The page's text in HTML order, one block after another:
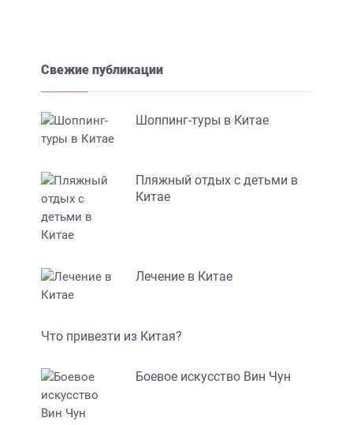
Свежие публикации
Шоппинг-туры в Китае
Пляжный отдых с детьми в
Китае
Лечение в Китае
Что привезти из Китая?
Боевое искусство Вин Чун